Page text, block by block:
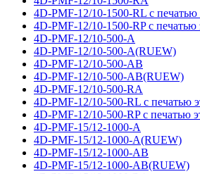
4D-PMF-12/10-1500-RL с печатью
4D-PMF-12/10-1500-RP с печатью
4D-PMF-12/10-500-A
4D-PMF-12/10-500-A(RUEW)
4D-PMF-12/10-500-AB
4D-PMF-12/10-500-AB(RUEW)
4D-PMF-12/10-500-RA
4D-PMF-12/10-500-RL с печатью
4D-PMF-12/10-500-RP с печатью
4D-PMF-15/12-1000-A
4D-PMF-15/12-1000-A(RUEW)
4D-PMF-15/12-1000-AB
4D-PMF-15/12-1000-AB(RUEW)